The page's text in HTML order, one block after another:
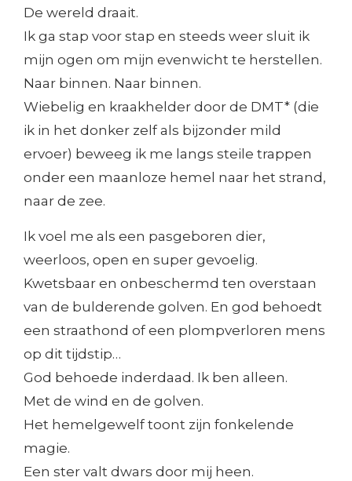
De wereld draait.
Ik ga stap voor stap en steeds weer sluit ik
mijn ogen om mijn evenwicht te herstellen.
Naar binnen. Naar binnen.
Wiebelig en kraakhelder door de DMT* (die
ik in het donker zelf als bijzonder mild
ervoer) beweeg ik me langs steile trappen
onder een maanloze hemel naar het strand,
naar de zee.
Ik voel me als een pasgeboren dier,
weerloos, open en super gevoelig.
Kwetsbaar en onbeschermd ten overstaan
van de bulderende golven. En god behoedt
een straathond of een plompverloren mens
op dit tijdstip…
God behoede inderdaad. Ik ben alleen.
Met de wind en de golven.
Het hemelgewelf toont zijn fonkelende
magie.
Een ster valt dwars door mij heen.